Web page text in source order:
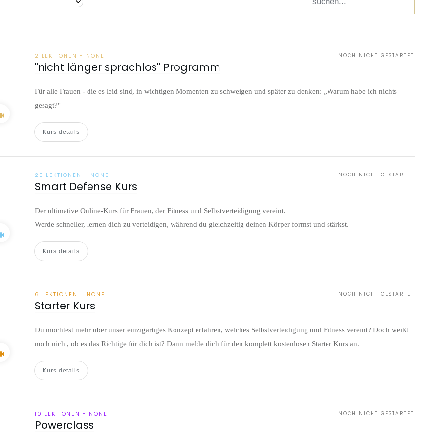
2 LEKTIONEN - NONE NOCH NICHT GESTARTET
"nicht länger sprachlos" Programm
Für alle Frauen - die es leid sind, in wichtigen Momenten zu schweigen und später zu denken: „Warum habe ich nichts
gesagt?"
Kurs details
25 LEKTIONEN - NONE NOCH NICHT GESTARTET
Smart Defense Kurs
Der ultimative Online-Kurs für Frauen, der Fitness und Selbstverteidigung vereint.
Werde schneller, lernen dich zu verteidigen, während du gleichzeitig deinen Körper formst und stärkst.
Kurs details
6 LEKTIONEN - NONE NOCH NICHT GESTARTET
Starter Kurs
Du möchtest mehr über unser einzigartiges Konzept erfahren, welches Selbstverteidigung und Fitness vereint? Doch weißt
noch nicht, ob es das Richtige für dich ist? Dann melde dich für den komplett kostenlosen Starter Kurs an.
Kurs details
10 LEKTIONEN - NONE NOCH NICHT GESTARTET
Powerclass